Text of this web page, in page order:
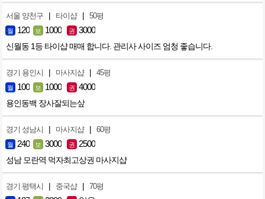
서울 양천구 | 타이샵 | 50평
월 120 보 1000 권 3000
신월동 1등 타이샵 매매 합니다. 관리사 사이즈 엄청 좋습니다.
경기 용인시 | 마사지샵 | 45평
월 100 보 1000 권 4000
용인동백 장사잘되는샆
경기 성남시 | 마사지샵 | 60평
월 240 보 3000 권 2500
성남 모란역 먹자최고상권 마사지샵
경기 평택시 | 중국샵 | 70평